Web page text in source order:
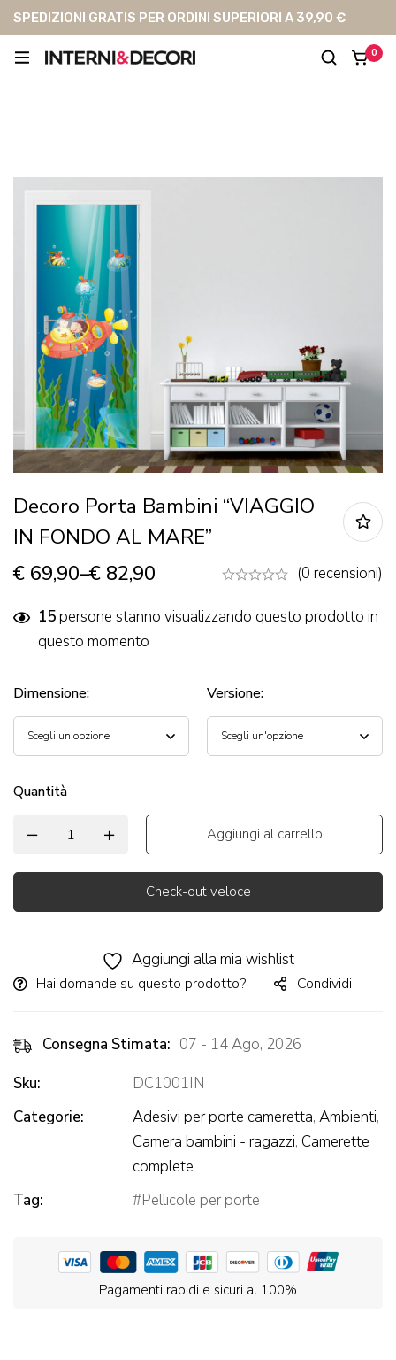
SPEDIZIONI GRATIS PER ORDINI SUPERIORI A 39,90 €
0
Decoro Porta Bambini “VIAGGIO
IN FONDO AL MARE”
€ 69,90–€ 82,90 (0 recensioni)
15persone stanno visualizzando questo prodotto in
questo momento
Dimensione: Versione:
Quantità
Aggiungi al carrello
Check-out veloce
Aggiungi alla mia wishlist
Hai domande su questo prodotto? Condividi
Consegna Stimata: 07 - 14 Ago, 2026
Sku:
DC1001IN
Categorie:
Adesivi per porte cameretta, Ambienti,
Camera bambini - ragazzi, Camerette
complete
Tag:
Pellicole per porte
Pagamenti rapidi e sicuri al 100%